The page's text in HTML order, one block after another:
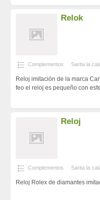
Relok
Complementos Sarita la
Reloj imitación de la marca
feo el reloj es pequeño con
Reloj
Complementos Sarita la
Reloj Rolex de diamantes